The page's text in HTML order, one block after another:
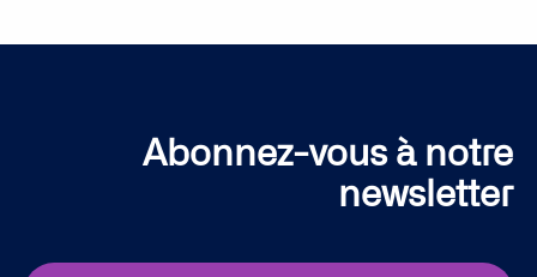
Abonnez-vous à notre
newsletter